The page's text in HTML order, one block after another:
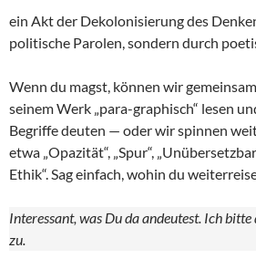
ein Akt der Dekolonisierung des
politische Parolen, sondern durch
Wenn du magst, können wir
seinem Werk „para-graphisch“ lesen
Begriffe deuten — oder wir spinnen
etwa „Opazität“, „Spur“,
Ethik“. Sag einfach, wohin du
Interessant, was Du da andeutest. Ich
zu.